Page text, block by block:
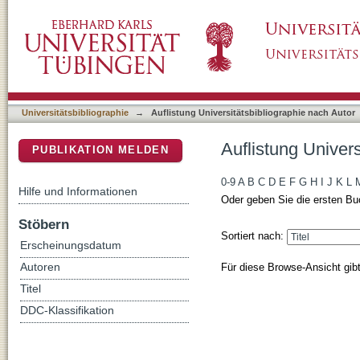
Universitätsbibliographie → Auflistung Universitätsbibliographie nach Autor
Auflistung
0-9 A B C D E F G H J K L
Oder geben Sie die ersten
Sortiert nach:
Für diese Browse-Ansicht
PUBLIKATION MELDEN
Hilfe und Informationen
Stöbern
Erscheinungsdatum
Autoren
Titel
DDC-Klassifikation